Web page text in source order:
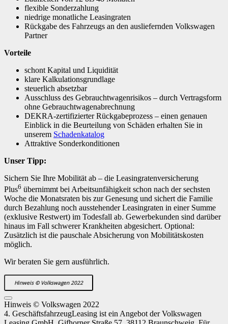
flexible Sonderzahlung
niedrige monatliche Leasingraten
Rückgabe des Fahrzeugs an den ausliefernden Volkswagen
Partner
Vorteile
schont Kapital und Liquidität
klare Kalkulationsgrundlage
steuerlich absetzbar
Ausschluss des Gebrauchtwagenrisikos – durch Vertragsform
ohne Gebrauchtwagenabrechnung
DEKRA-zertifizierter Rückgabeprozess – einen genauen
Einblick in die Beurteilung von Schäden erhalten Sie in
unserem Schadenkatalog
Attraktive Sonderkonditionen
Unser Tipp:
Sichern Sie Ihre Mobilität ab – die Leasingratenversicherung
Plus6 übernimmt bei Arbeitsunfähigkeit schon nach der sechsten
Woche die Monatsraten bis zur Genesung und sichert die Familie
durch Bezahlung noch ausstehender Leasingraten in einer Summe
(exklusive Restwert) im Todesfall ab. Gewerbekunden sind darüber
hinaus im Fall schwerer Krankheiten abgesichert. Optional:
Zusätzlich ist die pauschale Absicherung von Mobilitätskosten
möglich.
Wir beraten Sie gern ausführlich.
Hinweis © Volkswagen 2022
Hinweis © Volkswagen 2022
4. GeschäftsfahrzeugLeasing ist ein Angebot der Volkswagen